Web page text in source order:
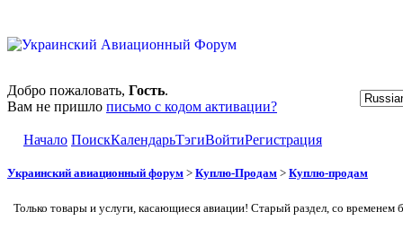
Добро пожаловать, Гость.
Вам не пришло письмо с кодом активации?
Начало ПоискКалендарьТэгиВойтиРегистрация
Украинский авиационный форум > Куплю-Продам > Куплю-продам
Только товары и услуги, касающиеся авиации! Старый раздел, со временем